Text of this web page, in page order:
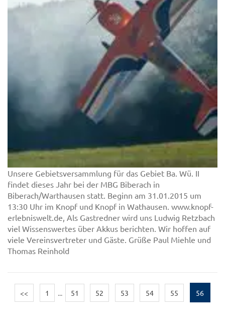
Unsere Gebietsversammlung für das Gebiet Ba. Wü. II
findet dieses Jahr bei der MBG Biberach in
Biberach/Warthausen statt. Beginn am 31.01.2015 um
13:30 Uhr im Knopf und Knopf in Wathausen. www.knopf-
erlebniswelt.de, Als Gastredner wird uns Ludwig Retzbach
viel Wissenswertes über Akkus berichten. Wir hoffen auf
viele Vereinsvertreter und Gäste. Grüße Paul Miehle und
Thomas Reinhold
<< 1 ... 51 52 53 54 55 56